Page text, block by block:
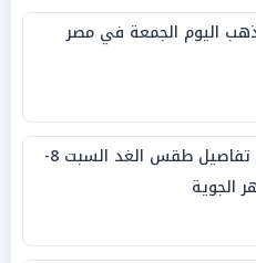
اليوم الجمعة في مصر
«الأرصاد» تعلن تفاصيل طقس الغد السبت 8-